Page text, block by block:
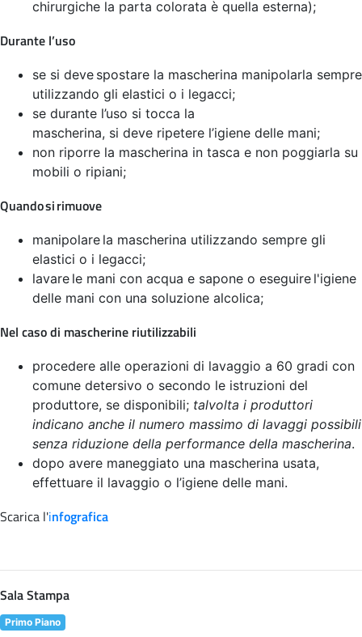
chirurgiche la parta colorata è quella esterna);
Durante l’uso
se si deve spostare la mascherina manipolarla sempre
utilizzando gli elastici o i legacci;
se durante l’uso si tocca la
mascherina, si deve ripetere l’igiene delle mani;
non riporre la mascherina in tasca e non poggiarla su
mobili o ripiani;
Quando si rimuove
manipolare la mascherina utilizzando sempre gli
elastici o i legacci;
lavare le mani con acqua e sapone o eseguire l'igiene
delle mani con una soluzione alcolica;
Nel caso di mascherine riutilizzabili
procedere alle operazioni di lavaggio a 60 gradi con
comune detersivo o secondo le istruzioni del
produttore, se disponibili; talvolta i produttori
indicano anche il numero massimo di lavaggi possibili
senza riduzione della performance della mascherina.
dopo avere maneggiato una mascherina usata,
effettuare il lavaggio o l’igiene delle mani.
Scarica l'infografica
Sala Stampa
Primo Piano